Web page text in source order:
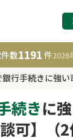
相
す
事務所
数1191 件2026
行手続きに強い
続きに
可】（2